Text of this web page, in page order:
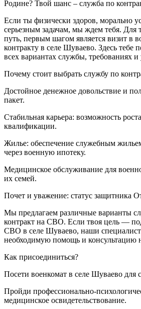
Родине? Твой шанс – служба по
Если ты физически здоров, морально
серьезным задачам, мы ждем тебя. Для
путь, первым шагом является визит в
контракту в селе Шуваево. Здесь тебе
всех вариантах службы, требованиях и
Почему стоит выбрать службу по
Достойное денежное довольствие и
пакет.
Стабильная карьера: возможность
квалификации.
Жилье: обеспечение служебным
через военную ипотеку.
Медицинское обслуживание для
их семей.
Почет и уважение: статус защитника
Мы предлагаем различные варианты
контракт на СВО. Если твоя цель —
СВО в селе Шуваево, наши
необходимую помощь и консультацию
Как присоединиться?
Посети военкомат в селе Шуваево для
Пройди профессионально-
медицинское освидетельствование.